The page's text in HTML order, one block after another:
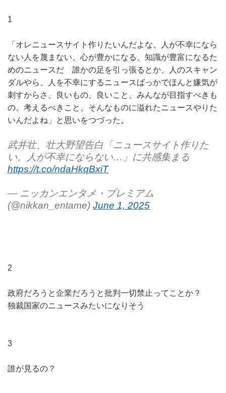
1
「オレニュースサイト作りたいんだよな、人が不幸になら
ない人を蔑まない、心が豊かになる、知識が豊富になるた
めのニュースだ 誰かの足を引っ張るとか、人のスキャン
ダルやら、人を不幸にするニュースばっかでほんと嫌気が
刺すからさ、良いもの、良いこと、みんなが目指すべきも
の、考えるべきこと、そんなものに溢れたニュースやりた
いんだよね」と思いをつづった。
武井壮、壮大野望告白「ニュースサイト作りた
い。人が不幸にならない…」に共感集まる
https://t.co/ndaHkqBxiT
— ニッカンエンタメ・プレミアム
(@nikkan_entame) June 1, 2025
2
政府だろうと企業だろうと批判一切禁止ってことか？
独裁国家のニュースみたいになりそう
3
誰が見るの？